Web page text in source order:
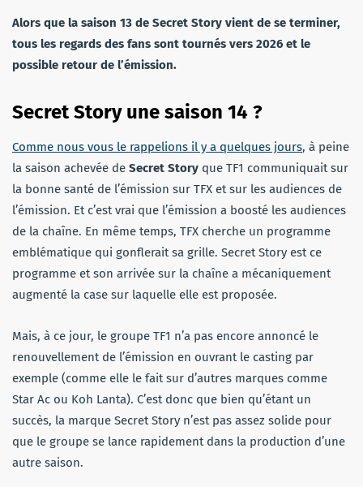
Alors que la saison 13 de Secret Story vient de se terminer,
tous les regards des fans sont tournés vers 2026 et le
possible retour de l’émission.
Secret Story une saison 14 ?
Comme nous vous le rappelions il y a quelques jours, à peine
la saison achevée de Secret Story que TF1 communiquait sur
la bonne santé de l’émission sur TFX et sur les audiences de
l’émission. Et c’est vrai que l’émission a boosté les audiences
de la chaîne. En même temps, TFX cherche un programme
emblématique qui gonflerait sa grille. Secret Story est ce
programme et son arrivée sur la chaîne a mécaniquement
augmenté la case sur laquelle elle est proposée.
Mais, à ce jour, le groupe TF1 n’a pas encore annoncé le
renouvellement de l’émission en ouvrant le casting par
exemple (comme elle le fait sur d’autres marques comme
Star Ac ou Koh Lanta). C’est donc que bien qu’étant un
succès, la marque Secret Story n’est pas assez solide pour
que le groupe se lance rapidement dans la production d’une
autre saison.